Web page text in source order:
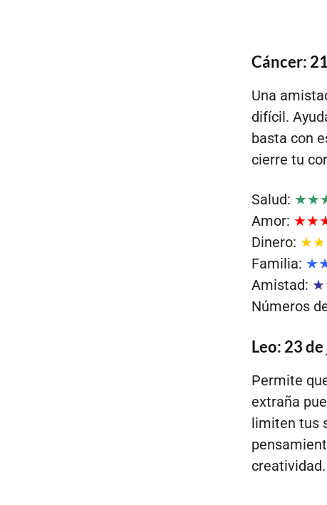
Cáncer:
Una
difícil.
basta con
cierre tu
Salud:
Amor:
Dinero:
Familia:
Amistad:
Números
Leo: 23
Permite
extraña
limiten tus
creatividad.